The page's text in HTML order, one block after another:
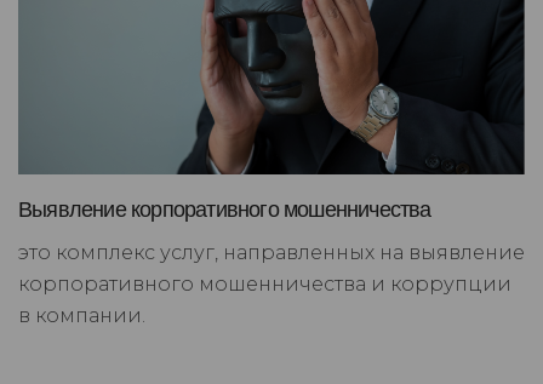
Выявление корпоративного мошенничества
это комплекс услуг, направленных на выявление
корпоративного мошенничества и коррупции
в компании.